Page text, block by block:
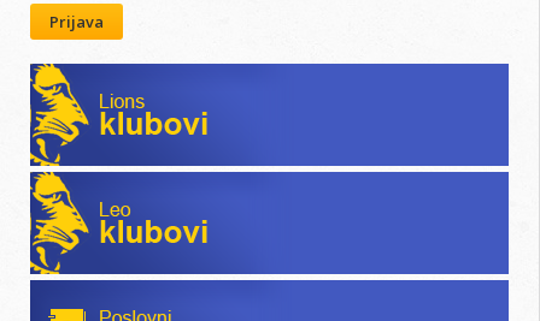
Prijava
Lions klubovi
Leo klubovi